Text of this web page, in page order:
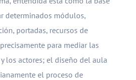
determinados módulos,
portadas, recursos de
para mediar las
los actores; el diseño del aula
el proceso de